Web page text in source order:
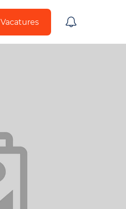
Vacatures